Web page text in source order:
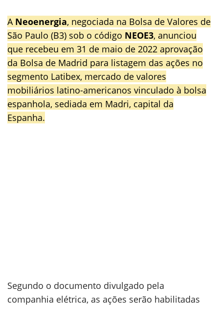
A Neoenergia, negociada na Bolsa de Valores de
São Paulo (B3) sob o código NEOE3, anunciou
que recebeu em 31 de maio de 2022 aprovação
da Bolsa de Madrid para listagem das ações no
segmento Latibex, mercado de valores
mobiliários latino-americanos vinculado à bolsa
espanhola, sediada em Madri, capital da
Espanha.
Segundo o documento divulgado pela
companhia elétrica, as ações serão habilitadas